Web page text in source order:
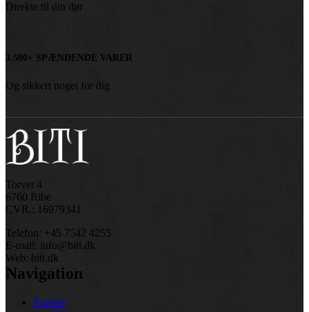
Direkte til din dør
3.500+ SPÆNDENDE VARER
Og sikkert noget for dig
Torvet 4
6760 Ribe
CVR.: 16979341
Telefon: +45 7542 4255
E-mail: info@biti.dk
Web: biti.dk
Navigation
Forside